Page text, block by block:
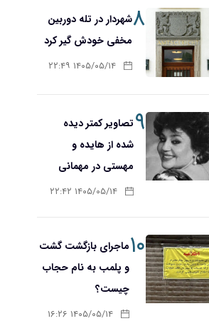
۸شهردار در تله دوربین
مخفی خودش گیر کرد
۱۴۰۵/۰۵/۱۴ ۲۲:۴۹
۹تصاویر کمتر دیده
شده از هایده و
مهستی در مهمانی
۱۴۰۵/۰۵/۱۴ ۲۲:۴۲
۱۰ماجرای بازگشت گشت
و پلمب به نام حجاب
چیست؟
۱۴۰۵/۰۵/۱۴ ۱۶:۲۶